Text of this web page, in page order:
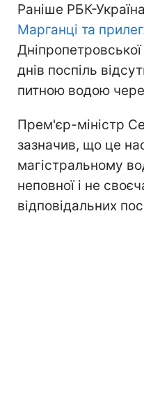
Раніше РБК-
Марганці та
днів поспіль
питною водою
Прем'єр-міністр
зазначив, що це
магістральному
неповної і не
відповідальних